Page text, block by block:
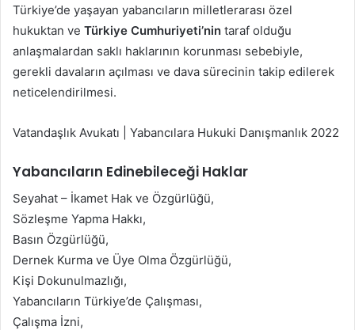
Türkiye’de yaşayan yabancıların milletlerarası özel
hukuktan ve Türkiye Cumhuriyeti’nin taraf olduğu
anlaşmalardan saklı haklarının korunması sebebiyle,
gerekli davaların açılması ve dava sürecinin takip edilerek
neticelendirilmesi.
Vatandaşlık Avukatı | Yabancılara Hukuki Danışmanlık 2022
Yabancıların Edinebileceği Haklar
Seyahat – İkamet Hak ve Özgürlüğü,
Sözleşme Yapma Hakkı,
Basın Özgürlüğü,
Dernek Kurma ve Üye Olma Özgürlüğü,
Kişi Dokunulmazlığı,
Yabancıların Türkiye’de Çalışması,
Çalışma İzni,